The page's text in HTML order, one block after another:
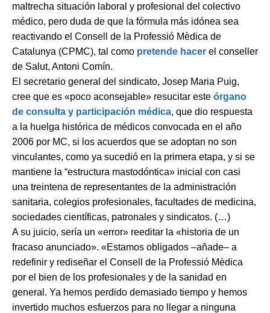
maltrecha situación laboral y profesional del colectivo
médico, pero duda de que la fórmula más idónea sea
reactivando el Consell de la Professió Mèdica de
Catalunya (CPMC), tal como pretende hacer el conseller
de Salut, Antoni Comín.
El secretario general del sindicato, Josep Maria Puig,
cree que es «poco aconsejable» resucitar este órgano
de consulta y participación médica, que dio respuesta
a la huelga histórica de médicos convocada en el año
2006 por MC, si los acuerdos que se adoptan no son
vinculantes, como ya sucedió en la primera etapa, y si se
mantiene la “estructura mastodóntica» inicial con casi
una treintena de representantes de la administración
sanitaria, colegios profesionales, facultades de medicina,
sociedades científicas, patronales y sindicatos. (…)
A su juicio, sería un «error» reeditar la «historia de un
fracaso anunciado». «Estamos obligados –añade– a
redefinir y rediseñar el Consell de la Professió Mèdica
por el bien de los profesionales y de la sanidad en
general. Ya hemos perdido demasiado tiempo y hemos
invertido muchos esfuerzos para no llegar a ninguna